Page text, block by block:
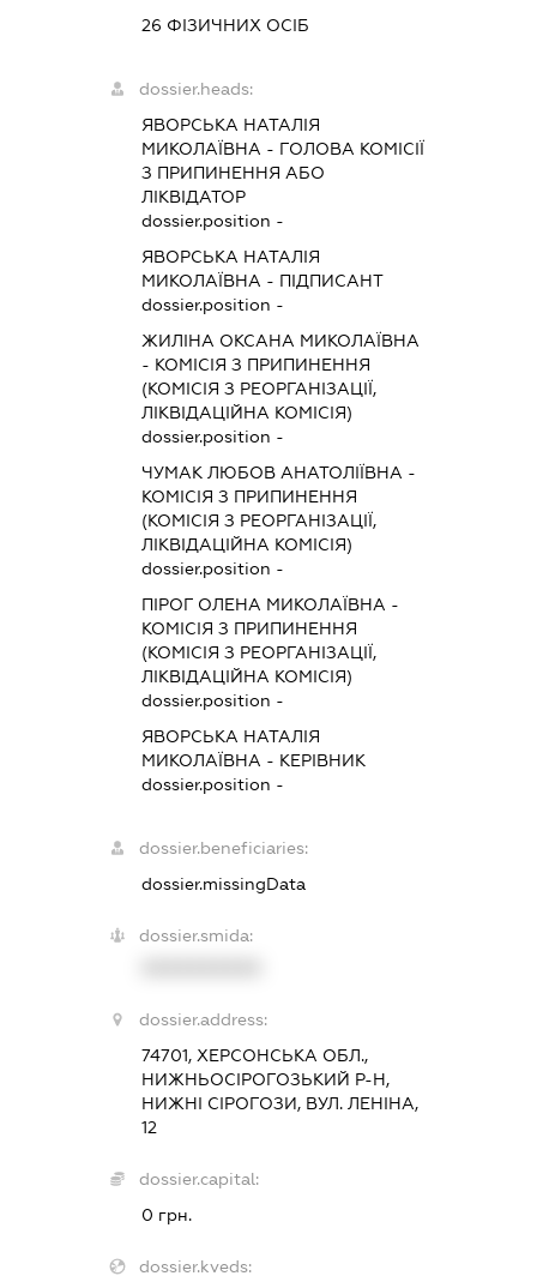
26 ФІЗИЧНИХ ОСІБ
dossier.heads:
ЯВОРСЬКА НАТАЛІЯ
МИКОЛАЇВНА - ГОЛОВА КОМІСІЇ
З ПРИПИНЕННЯ АБО
ЛІКВІДАТОР
dossier.position -
ЯВОРСЬКА НАТАЛІЯ
МИКОЛАЇВНА - ПІДПИСАНТ
dossier.position -
ЖИЛІНА ОКСАНА МИКОЛАЇВНА
- КОМІСІЯ З ПРИПИНЕННЯ
(КОМІСІЯ З РЕОРГАНІЗАЦІЇ,
ЛІКВІДАЦІЙНА КОМІСІЯ)
dossier.position -
ЧУМАК ЛЮБОВ АНАТОЛІЇВНА -
КОМІСІЯ З ПРИПИНЕННЯ
(КОМІСІЯ З РЕОРГАНІЗАЦІЇ,
ЛІКВІДАЦІЙНА КОМІСІЯ)
dossier.position -
ПІРОГ ОЛЕНА МИКОЛАЇВНА -
КОМІСІЯ З ПРИПИНЕННЯ
(КОМІСІЯ З РЕОРГАНІЗАЦІЇ,
ЛІКВІДАЦІЙНА КОМІСІЯ)
dossier.position -
ЯВОРСЬКА НАТАЛІЯ
МИКОЛАЇВНА - КЕРІВНИК
dossier.position -
dossier.beneficiaries:
dossier.missingData
dossier.smida:
dossier.address:
74701, ХЕРСОНСЬКА ОБЛ.,
НИЖНЬОСІРОГОЗЬКИЙ Р-Н,
НИЖНІ СІРОГОЗИ, ВУЛ. ЛЕНІНА,
12
dossier.capital:
0 грн.
dossier.kveds: